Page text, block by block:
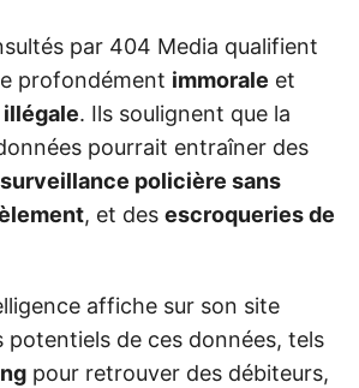
par 404 Media qualifient
profondément immorale et
illégale. Ils soulignent que la
pourrait entraîner des
surveillance policière sans
, et des escroqueries de
affiche sur son site
potentiels de ces données, tels
pour retrouver des débiteurs,